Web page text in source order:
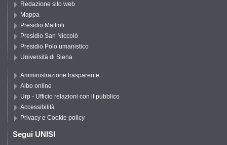
Redazione sito web
Mappa
Presidio Mattioli
Presidio San Niccolò
Presidio Polo umanistico
Università di Siena
Amministrazione trasparente
Albo online
Urp - Ufficio relazioni con il pubblico
Accessibilità
Privacy e Cookie policy
Segui UNISI